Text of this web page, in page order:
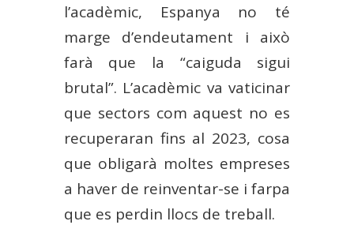
l’acadèmic, Espanya no té
marge d’endeutament i això
farà que la “caiguda sigui
brutal”. L’acadèmic va vaticinar
que sectors com aquest no es
recuperaran fins al 2023, cosa
que obligarà moltes empreses
a haver de reinventar-se i farpa
que es perdin llocs de treball.